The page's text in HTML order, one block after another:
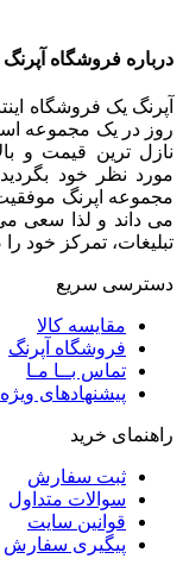
درباره فروشگاه آپرنگ
آپرنگ یک فروشگاه
روز در یک مجموعه
نازل ترین قیمت و
مورد نظر خود
مجموعه اپرنگ
می داند و لذا سعی
تبلیغات، تمرکز خود
دسترسی سریع
مقایسه کالا
فروشگاه آپرنگ
تماس بــا مـا
پیشنهادهای ویژه
راهنمای خرید
ثبت سفارش
سوالات متداول
قوانین سایت
پیگیری سفارش